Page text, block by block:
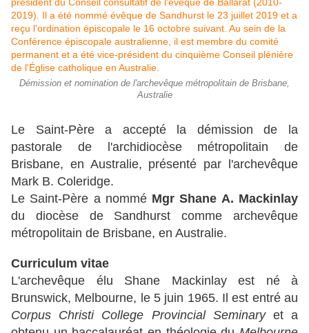
Démission et nomination de l'archevêque métropolitain de Brisbane,
Australie
Le Saint-Père a accepté la démission de la
pastorale de l'archidiocèse métropolitain de
Brisbane, en Australie, présenté par l'archevêque
Mark B. Coleridge.
Le Saint-Père a nommé Mgr Shane A. Mackinlay
du diocèse de Sandhurst comme archevêque
métropolitain de Brisbane, en Australie.
Curriculum vitae
L'archevêque élu Shane Mackinlay est né à
Brunswick, Melbourne, le 5 juin 1965. Il est entré au
Corpus Christi College Provincial Seminaryet a